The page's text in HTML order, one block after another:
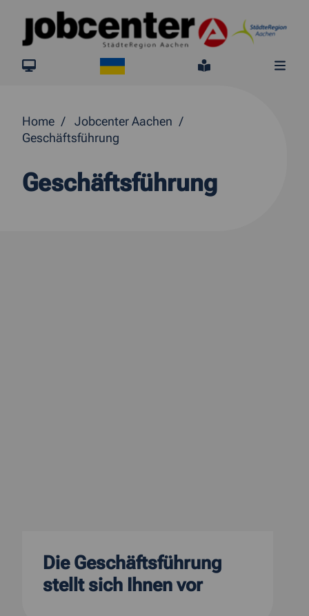
Springe direkt zum Inhalt
jobcenter.digital
Leichte
Home
Jobcenter Aachen
Geschäftsführung
Geschäftsführung
Die Geschäftsführung
stellt sich Ihnen vor